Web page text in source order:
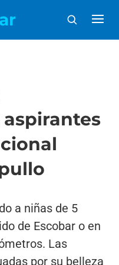
a niñas de 5
de Escobar o en
Las
por su belleza